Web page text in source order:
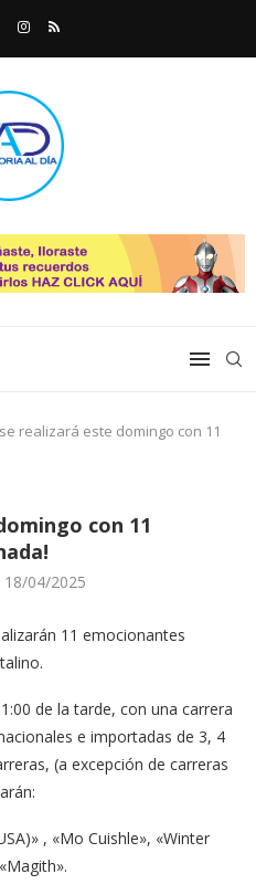
realizará este domingo con 11
con 11
18/04/2025
11 emocionantes
de la tarde, con una carrera
e importadas de 3, 4
(a excepción de carreras
, «Mo Cuishle», «Winter